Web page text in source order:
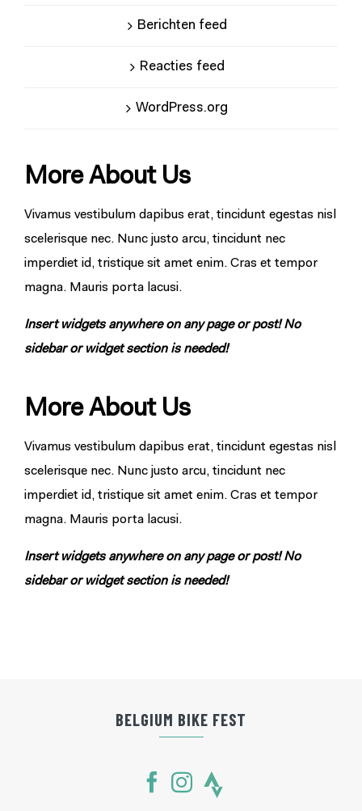
Berichten feed
Reacties feed
WordPress.org
More About Us
Vivamus vestibulum dapibus erat, tincidunt egestas nisl
scelerisque nec. Nunc justo arcu, tincidunt nec
imperdiet id, tristique sit amet enim. Cras et tempor
magna. Mauris porta lacusi.
Insert widgets anywhere on any page or post! No
sidebar or widget section is needed!
More About Us
Vivamus vestibulum dapibus erat, tincidunt egestas nisl
scelerisque nec. Nunc justo arcu, tincidunt nec
imperdiet id, tristique sit amet enim. Cras et tempor
magna. Mauris porta lacusi.
Insert widgets anywhere on any page or post! No
sidebar or widget section is needed!
BELGIUM BIKE FEST